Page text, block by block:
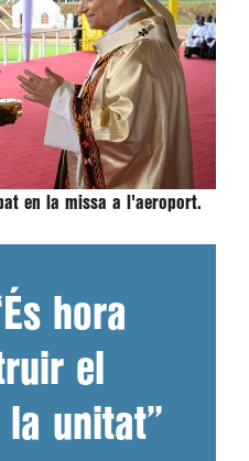
en la missa a l'aeroport.
hora
el
la unitat”